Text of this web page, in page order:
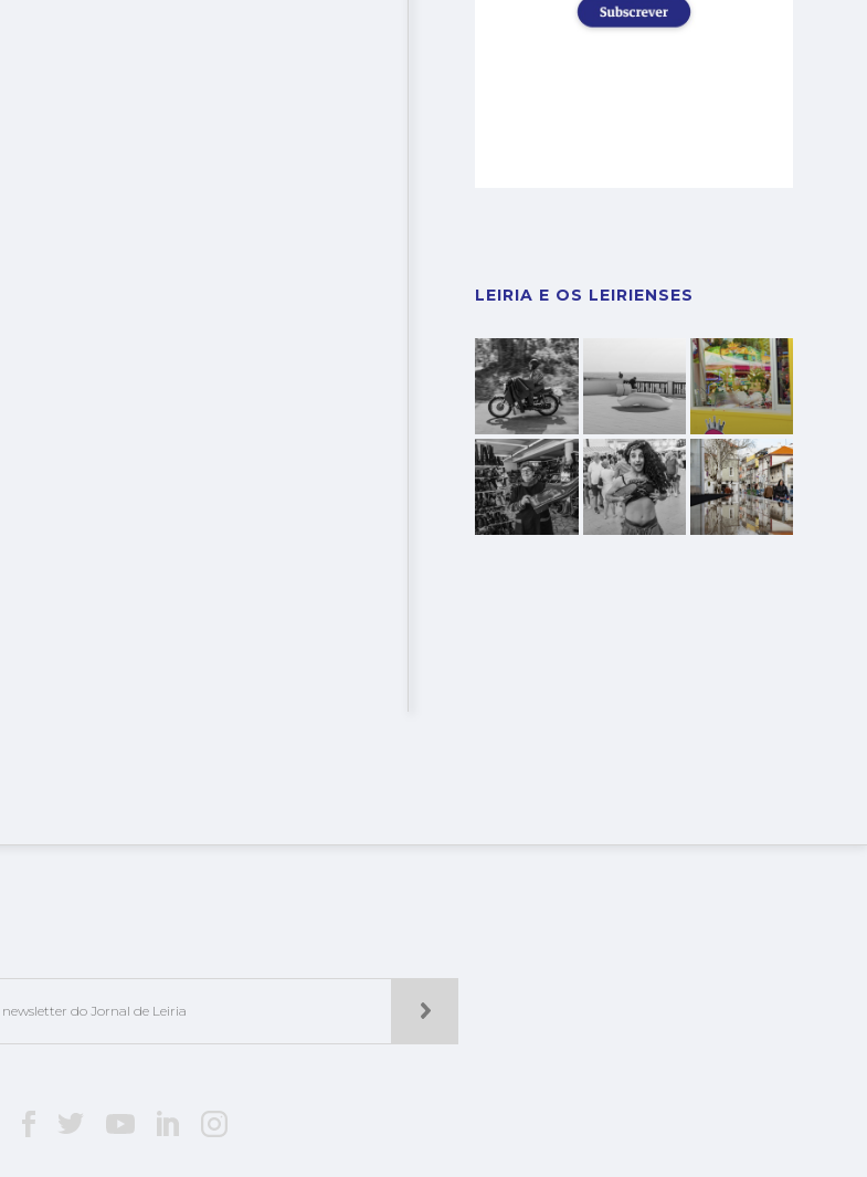
LEIRIA E OS LEIRIENSES